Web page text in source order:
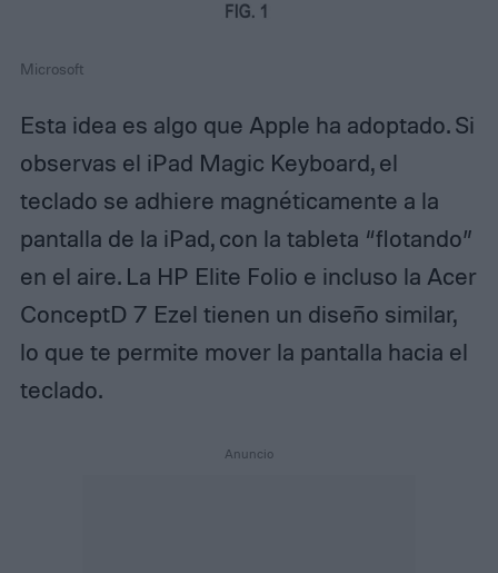
Microsoft
Esta idea es algo que Apple ha adoptado. Si
observas el iPad Magic Keyboard, el
teclado se adhiere magnéticamente a la
pantalla de la iPad, con la tableta “flotando”
en el aire. La HP Elite Folio e incluso la Acer
ConceptD 7 Ezel tienen un diseño similar,
lo que te permite mover la pantalla hacia el
teclado.